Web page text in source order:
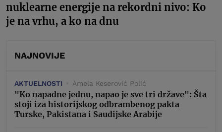
nuklearne energije na rekordni nivo: Ko
je na vrhu, a ko na dnu
NAJNOVIJE
AKTUELNOSTI Amela Keserović Polić
"Ko napadne jednu, napao je sve tri države": Šta
stoji iza historijskog odbrambenog pakta
Turske, Pakistana i Saudijske Arabije